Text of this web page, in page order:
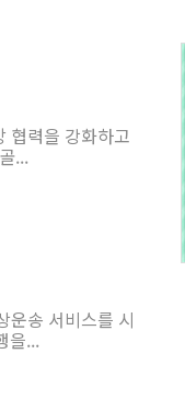
협력을 강화하고
...
운송 서비스를 시
을...